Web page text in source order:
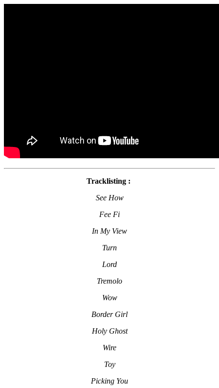
Tracklisting :
See How
Fee Fi
In My View
Turn
Lord
Tremolo
Wow
Border Girl
Holy Ghost
Wire
Toy
Picking You